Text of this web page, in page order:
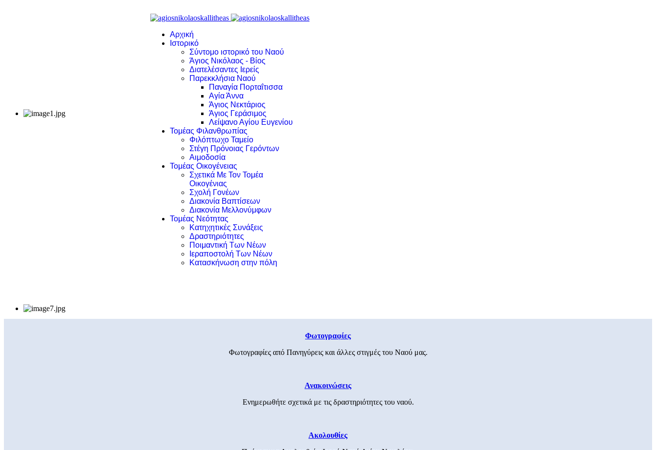
Αρχική
Ιστορικό
Σύντομο ιστορικό του Ναού
Άγιος Νικόλαος - Βίος
Διατελέσαντες Ιερείς
Παρεκκλήσια Ναού
Παναγία Πορταΐτισσα
Αγία Άννα
Άγιος Νεκτάριος
Άγιος Γεράσιμος
Λείψανο Αγίου Ευγενίου
Τομέας Φιλανθρωπίας
Φιλόπτωχο Ταμείο
Στέγη Πρόνοιας Γερόντων
Αιμοδοσία
Τομέας Οικογένειας
Σχετικά Με Τον Τομέα
Οικογένιας
Σχολή Γονέων
Διακονία Βαπτίσεων
Διακονία Μελλονύμφων
Τομέας Νεότητας
Κατηχητικές Συνάξεις
Δραστηριότητες
Ποιμαντική Των Νέων
Ιεραποστολή Των Νέων
Κατασκήνωση στην πόλη
Φωτογραφίες
Φωτογραφίες από Πανηγύρεις και άλλες στιγμές του Ναού μας.
Ανακοινώσεις
Ενημερωθήτε σχετικά με τις δραστηριότητες του ναού.
Ακολουθίες